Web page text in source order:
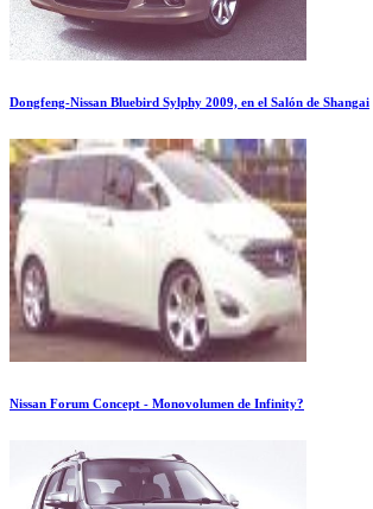
Dongfeng-Nissan Bluebird Sylphy 2009, en el Salón de Shangai
Nissan Forum Concept - Monovolumen de Infinity?